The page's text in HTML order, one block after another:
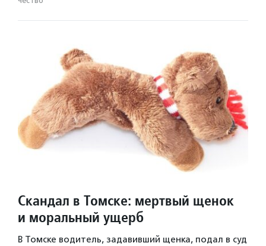
Скандал в Томске: мертвый щенок
и моральный ущерб
В Томске водитель, задавивший щенка, подал в суд